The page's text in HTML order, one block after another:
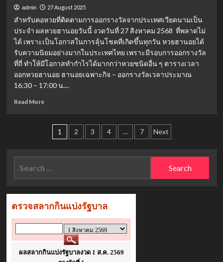
ร้าน
คนละ
ครึ่ง
ไม่
ต้อง
กลัว
ภาษี
admin 27 August 2025
สำหรับคอหวยที่ติดตามการออกรางวัลจากประเทศเวียดนามเป็น
ประจำ ผลหวยฮานอยวันนี้ งวดวันที่ 27 สิงหาคม 2568 ที่พลาดไม่
ได้ เพราะเป็นโอกาสในการลุ้นโชคที่เกิดขึ้นทุกวัน หวยฮานอยได้
รับความนิยมอย่างมากในประเทศไทย เพราะมีรอบการออกรางวัล
ที่ถี่ ทำให้มีโอกาสทำกำไรได้มากกว่าหวยชนิดอื่น ๆ ตารางเวลา
ออกหวยฮานอย ฮานอยเฉพาะกิจ – ออกรางวัลเวลาประมาณ
16:30 – 17:00 น....
Read MoreRead
หวย
เตรียม
เฮ!
27
สิงหาคม
ออก
อีก
แล้ว
Posts
1 2 3 4 … 7 Next